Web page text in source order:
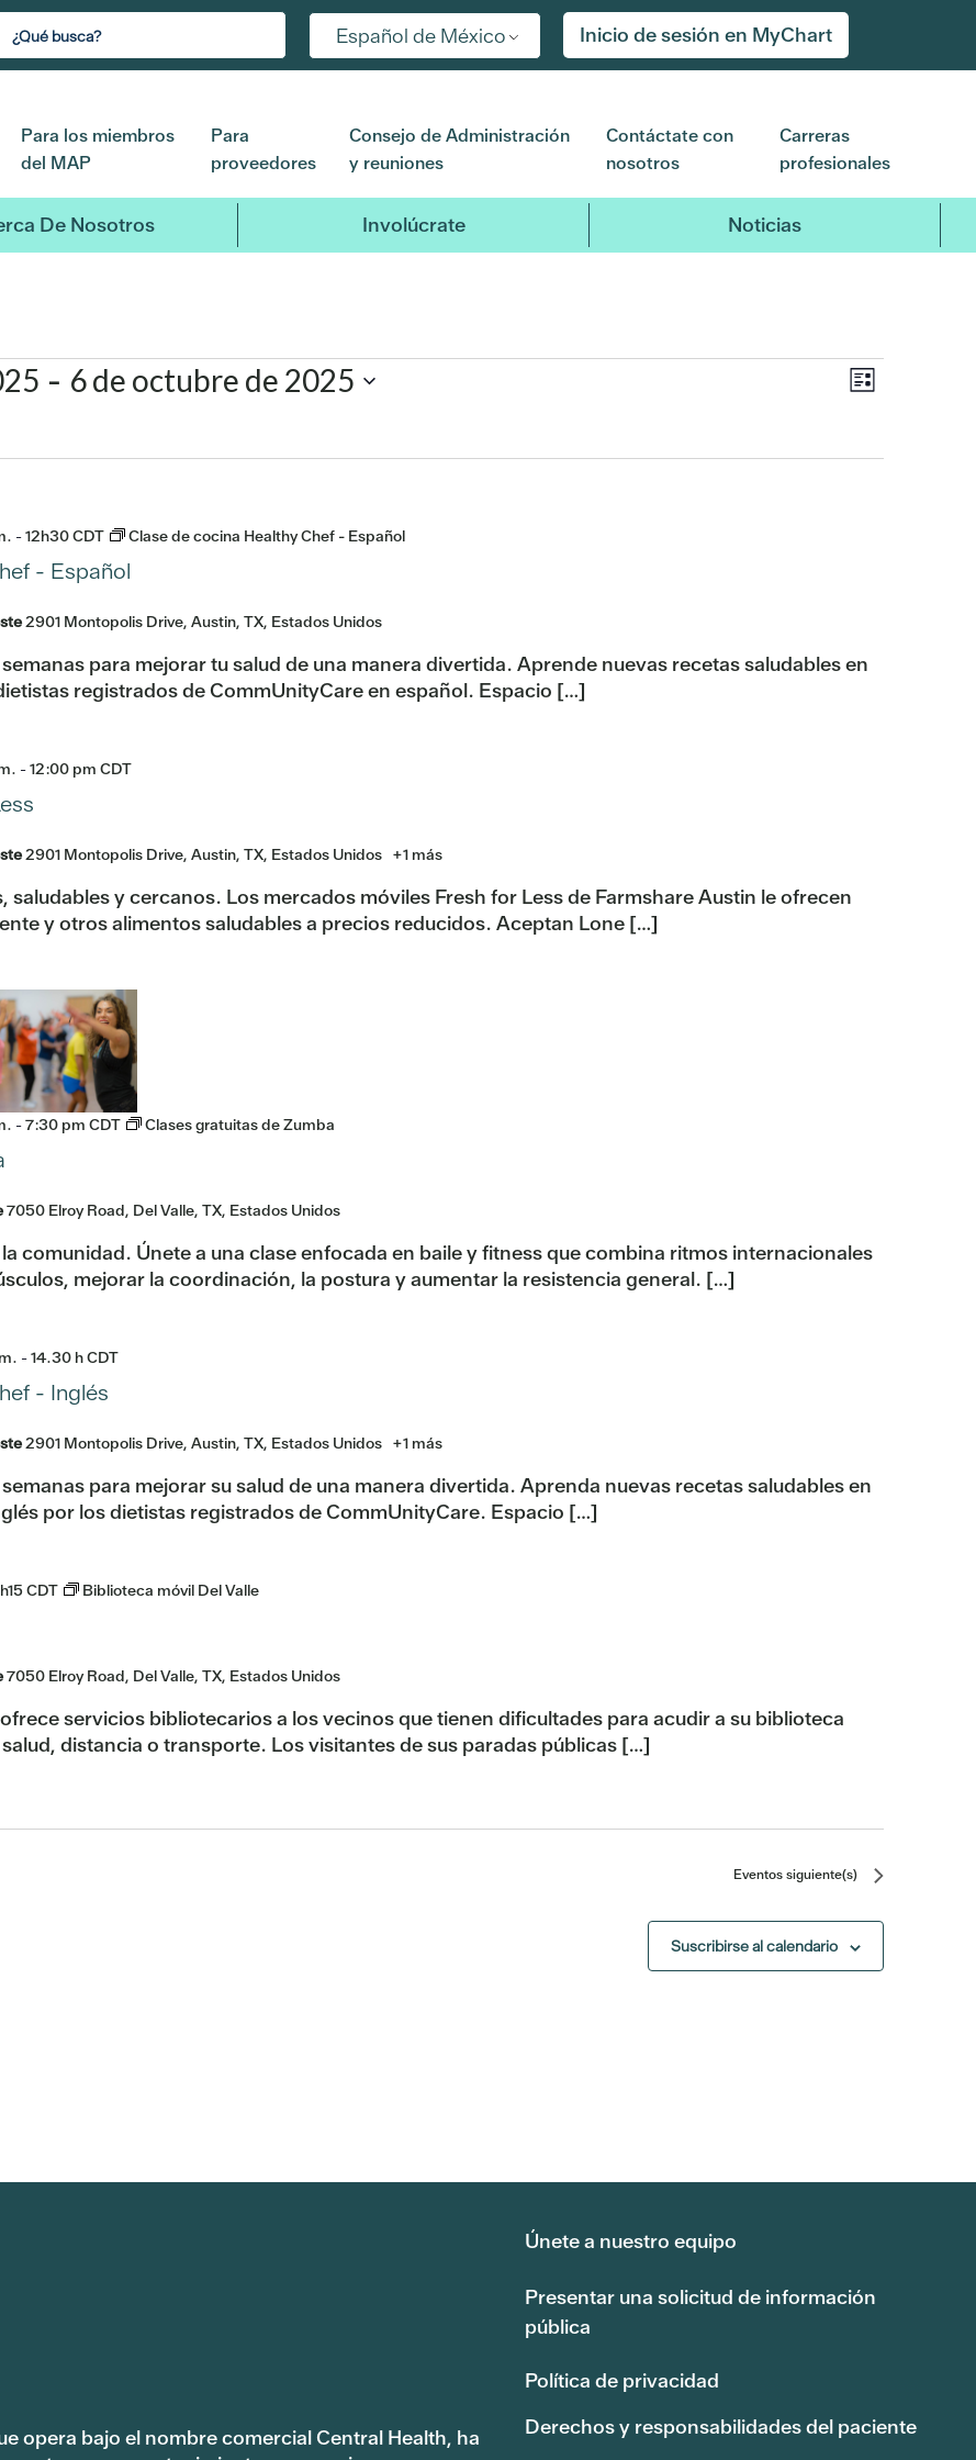
Español de México Inicio de sesión en MyChart
Para los miembros
del MAP
Para
proveedores
Consejo de Administración
y reuniones
Contáctate con
nosotros
Carreras
profesionales
De Nosotros Involúcrate Noticias
de
Lista
- 6 de octubre de 2025
- Español
-12h30CDT Clase de cocina Healthy Chef - Español
2901 Montopolis Drive, Austin, TX, Estados Unidos
para mejorar tu salud de una manera divertida. Aprende nuevas recetas saludables en
registrados de CommUnityCare en español. Espacio […]
-12:00 pm CDT
2901 Montopolis Drive, Austin, TX, Estados Unidos +1 más
saludables y cercanos. Los mercados móviles Fresh for Less de Farmshare Austin le ofrecen
y otros alimentos saludables a precios reducidos. Aceptan Lone […]
-7:30 pm CDT Clases gratuitas de Zumba
7050 Elroy Road, Del Valle, TX, Estados Unidos
comunidad. Únete a una clase enfocada en baile y fitness que combina ritmos internacionales
mejorar la coordinación, la postura y aumentar la resistencia general. […]
- Inglés
-14.30 hCDT
2901 Montopolis Drive, Austin, TX, Estados Unidos +1 más
para mejorar su salud de una manera divertida. Aprenda nuevas recetas saludables en
por los dietistas registrados de CommUnityCare. Espacio […]
CDT Biblioteca móvil Del Valle
7050 Elroy Road, Del Valle, TX, Estados Unidos
servicios bibliotecarios a los vecinos que tienen dificultades para acudir a su biblioteca
distancia o transporte. Los visitantes de sus paradas públicas […]
Eventossiguiente(s)
Suscribirse al calendario
opera bajo el nombre comercial Central Health, ha
Únete a nuestro equipo
Presentar una solicitud de información
pública
Política de privacidad
Derechos y responsabilidades del paciente